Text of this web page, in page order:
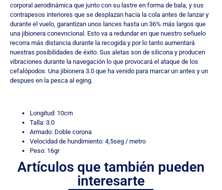
corporal aerodinámica que junto con su lastre en forma de bala, y sus
contrapesos interiores que se desplazan hacia la cola antes de lanzar y
durante el vuelo, garantizan unos lances hasta un 36% más largos que
una jibionera conevncional. Esto va a redundar en que nuestro señuelo
recorra más distancia durante la recogida y por lo tanto aumentará
nuestras posibilidades de éxito. Sus aletas son de silicona y producen
vibraciones durante la navegación lo que provocará el ataque de los
cefalópodos. Una jibionera 3.0 que ha venido para marcar un antes y un
despues en la pesca al eging.
Longitud: 10cm
Talla: 3.0
Armado: Doble corona
Velocidad de hundimiento: 4,5seg / metro
Peso: 16gr
Artículos que también pueden
interesarte